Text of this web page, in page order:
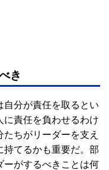
き
自分が責任を取るとい
に責任を負わせるわけ
ちがリーダーを支え
持てるかも重要だ。部
ーがするべきことは何